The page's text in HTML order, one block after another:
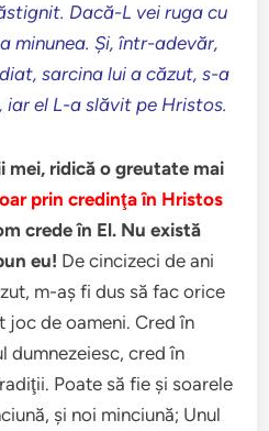
Dacă-L vei ruga cu
minunea. Şi, într-adevăr,
sarcina lui a căzut, s-a
el L-a slăvit pe Hristos.
mei, ridică o greutate mai
prin credinţa în Hristos
crede în El. Nu există
eu! De cincizeci de ani
m-aş fi dus să fac orice
joc de oameni. Cred în
dumnezeiesc, cred în
Poate să fie şi soarele
şi noi minciună; Unul